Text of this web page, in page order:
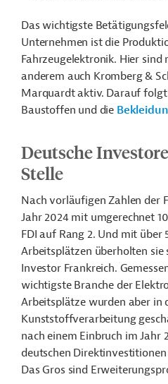
Das wichtigste
Unternehmen ist die
Fahrzeugelektronik. Hier sind
anderem auch Kromberg &
Marquardt aktiv. Darauf
Baustoffen und die
Deutsche
Stelle
Nach vorläufigen Zahlen der
Jahr 2024 mit umgerechnet
FDI auf Rang 2. Und mit über
Arbeitsplätzen überholten sie
Investor Frankreich.
wichtigste Branche der
Arbeitsplätze wurden aber in
Kunststoffverarbeitung
nach einem Einbruch im Jahr
deutschen
Das Gros sind